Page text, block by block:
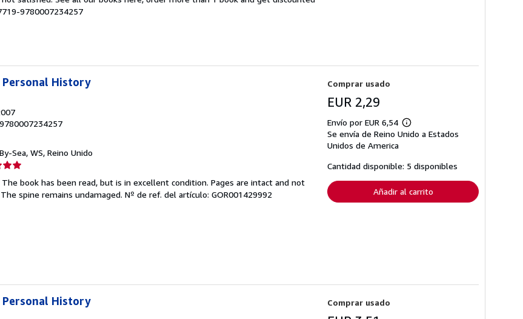
9780007234257
History
Sea, WS, Reino Unido
The book has been read, but is in excellent condition. Pages are intact and not
spine remains undamaged. Nº de ref. del artículo: GOR001429992
Comprar usado
EUR 2,29
Envío por EUR 6,54
Más
información
tarifas
de
envío
Se envía de Reino Unido a Estados
Unidos de America
Cantidad disponible: 5 disponibles
Añadir al carrito
History Comprar usado